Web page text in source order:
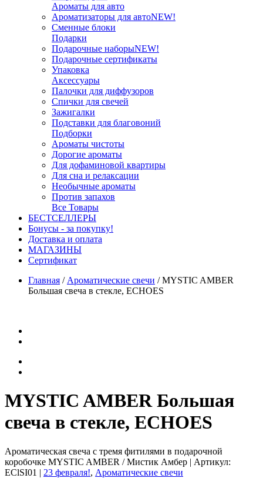
Ароматы для авто
Ароматизаторы для автоNEW!
Сменные блоки
Подарки
Подарочные наборыNEW!
Подарочные сертификаты
Упаковка
Аксессуары
Палочки для диффузоров
Спички для свечей
Зажигалки
Подставки для благовоний
Подборки
Ароматы чистоты
Дорогие ароматы
Для дофаминовой квартиры
Для сна и релаксации
Необычные ароматы
Против запахов
Все Товары
БЕСТСЕЛЛЕРЫ
Бонусы - за покупку!
Доставка и оплата
МАГАЗИНЫ
Cертификат
Главная / Ароматические свечи /MYSTIC AMBER
Большая свеча в стекле, ECHOES
MYSTIC AMBER Большая
свеча в стекле, ECHOES
Ароматическая свеча с тремя фитилями в подарочной
коробочке MYSTIC AMBER / Мистик Амбер | Артикул:
EClSI01 | 23 февраля!, Ароматические свечи